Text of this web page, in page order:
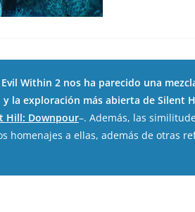
Within 2 nos ha parecido una
y la exploración más abierta de Silent
Hill: Downpour–. Además, las
homenajes a ellas, además de otras